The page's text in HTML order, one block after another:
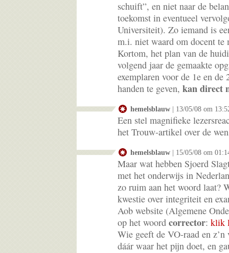
schuift”, en niet naar de
toekomst in eventueel
Universiteit). Zo iemand is
m.i. niet waard om docent te
Kortom, het plan van de
volgend jaar de gemaakte
exemplaren voor de 1e en de
handen te geven, kan direct
hemelsblauw | 13/05/08 om
Een stel magnifieke
het Trouw-artikel over de
hemelsblauw | 15/05/08 om
Maar wat hebben Sjoerd
met het onderwijs in
zo ruim aan het woord laat?
kwestie over integriteit en
Aob website (Algemene
op het woord corrector: klik
Wie geeft de VO-raad en
dáár waar het pijn doet, en